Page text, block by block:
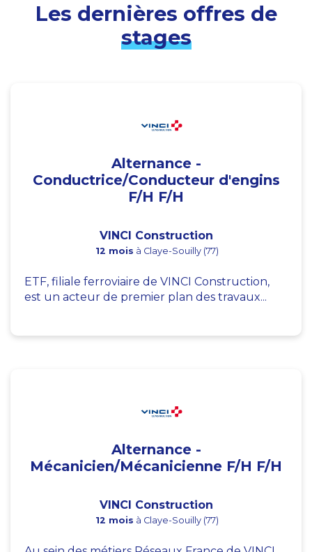
Les dernières offres de
stages
Alternance -
Conductrice/Conducteur d'engins
F/H F/H
VINCI Construction
12 mois à Claye-Souilly (77)
ETF, filiale ferroviaire de VINCI Construction,
est un acteur de premier plan des travaux...
Alternance -
Mécanicien/Mécanicienne F/H F/H
VINCI Construction
12 mois à Claye-Souilly (77)